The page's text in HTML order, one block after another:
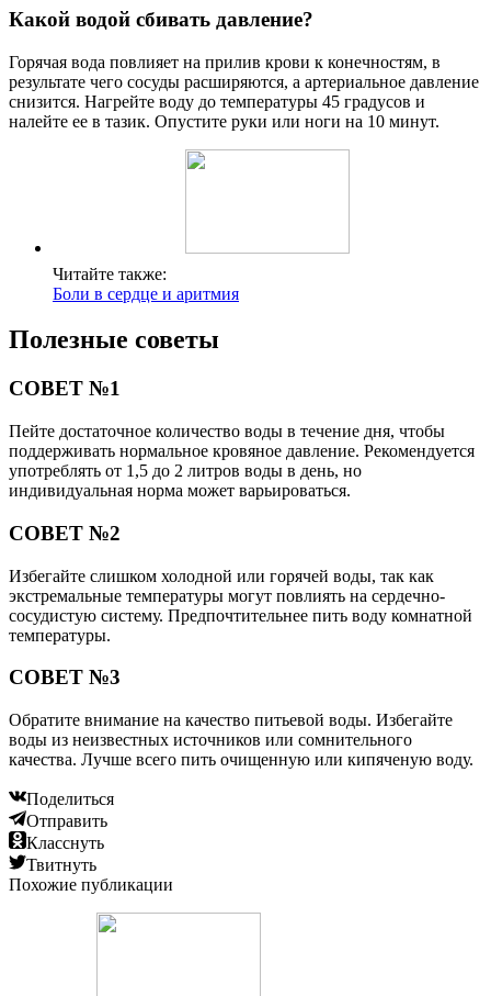
Какой водой сбивать давление?
Горячая вода повлияет на прилив крови к конечностям, в
результате чего сосуды расширяются, а артериальное давление
снизится. Нагрейте воду до температуры 45 градусов и
налейте ее в тазик. Опустите руки или ноги на 10 минут.
Читайте также:
Боли в сердце и аритмия
Полезные советы
СОВЕТ №1
Пейте достаточное количество воды в течение дня, чтобы
поддерживать нормальное кровяное давление. Рекомендуется
употреблять от 1,5 до 2 литров воды в день, но
индивидуальная норма может варьироваться.
СОВЕТ №2
Избегайте слишком холодной или горячей воды, так как
экстремальные температуры могут повлиять на сердечно-
сосудистую систему. Предпочтительнее пить воду комнатной
температуры.
СОВЕТ №3
Обратите внимание на качество питьевой воды. Избегайте
воды из неизвестных источников или сомнительного
качества. Лучше всего пить очищенную или кипяченую воду.
Поделиться
Отправить
Класснуть
Твитнуть
Похожие публикации